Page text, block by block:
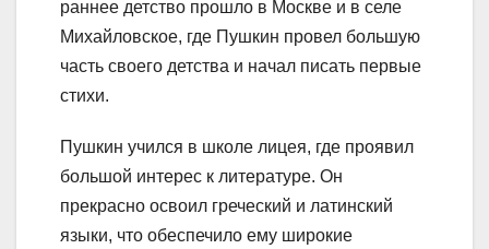
раннее детство прошло в Москве и в селе
Михайловское, где Пушкин провел большую
часть своего детства и начал писать первые
стихи.
Пушкин учился в школе лицея, где проявил
большой интерес к литературе. Он
прекрасно освоил греческий и латинский
языки, что обеспечило ему широкие